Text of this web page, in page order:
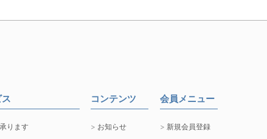
ります
コンテンツ
お知らせ
会員メニュー
新規会員登録